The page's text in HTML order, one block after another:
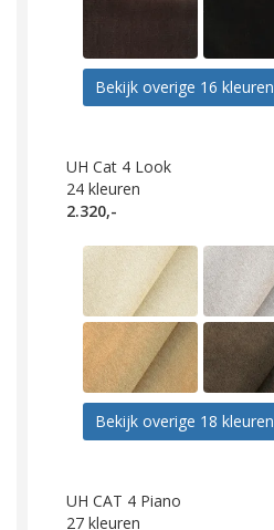
Bekijk overige 16 kleuren
UH Cat 4 Look
24 kleuren
2.320,-
Bekijk overige 18 kleuren
UH CAT 4 Piano
27 kleuren